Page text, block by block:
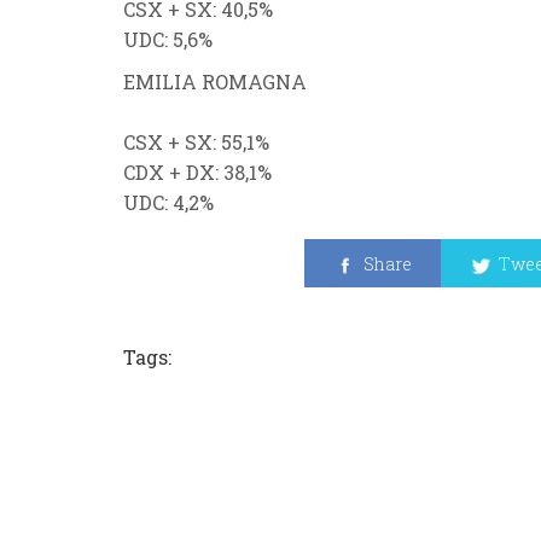
CSX + SX: 40,5%
UDC: 5,6%
EMILIA ROMAGNA
CSX + SX: 55,1%
CDX + DX: 38,1%
UDC: 4,2%
Share
Tags: